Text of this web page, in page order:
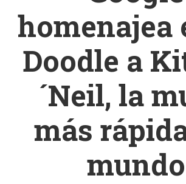
homenajea
Doodle a
´Neil, la
más
mundo